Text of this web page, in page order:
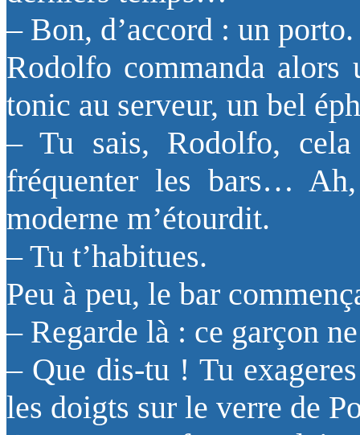
– Bon, d’accord : un porto.
Rodolfo commanda
tonic au serveur, un bel
– Tu sais, Rodolfo,
fréquenter les bars…
moderne m’étourdit.
– Tu t’habitues.
Peu à peu, le bar
– Regarde là : ce garçon
– Que dis-tu ! Tu
les doigts sur le verre de